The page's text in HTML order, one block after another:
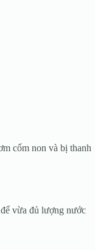
cốm non và bị thanh
vừa đủ lượng nước